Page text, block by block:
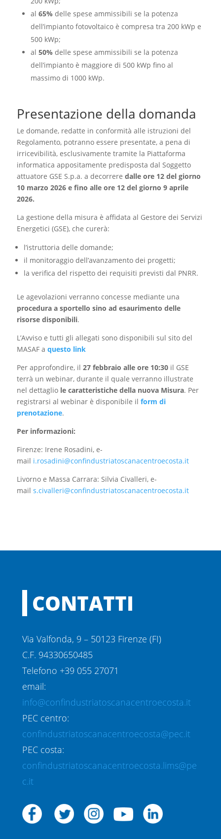
al 65% delle spese ammissibili se la potenza
dell’impianto fotovoltaico è compresa tra 200 kWp e
500 kWp;
al 50% delle spese ammissibili se la potenza
dell’impianto è maggiore di 500 kWp fino al
massimo di 1000 kWp.
Presentazione della domanda
Le domande, redatte in conformità alle istruzioni del
Regolamento, potranno essere presentate, a pena di
irricevibilità, esclusivamente tramite la Piattaforma
informatica appositamente predisposta dal Soggetto
attuatore GSE S.p.a. a decorrere dalle ore 12 del giorno
10 marzo 2026 e fino alle ore 12 del giorno 9 aprile
2026.
La gestione della misura è affidata al Gestore dei Servizi
Energetici (GSE), che curerà:
l’istruttoria delle domande;
il monitoraggio dell’avanzamento dei progetti;
la verifica del rispetto dei requisiti previsti dal PNRR.
Le agevolazioni verranno concesse mediante una
procedura a sportello sino ad esaurimento delle
risorse disponibili.
L’Avviso e tutti gli allegati sono disponibili sul sito del
MASAF a questo link
Per approfondire, il 27 febbraio alle ore 10:30 il GSE
terrà un webinar, durante il quale verranno illustrate
nel dettaglio le caratteristiche della nuova Misura. Per
registrarsi al webinar è disponibile il form di
prenotazione.
Per informazioni:
Firenze: Irene Rosadini, e-
mail i.rosadini@confindustriatoscanacentroecosta.it
Livorno e Massa Carrara: Silvia Civalleri, e-
mail s.civalleri@confindustriatoscanacentroecosta.it
CONTATTI
Via Valfonda, 9 – 50123 Firenze (FI)
C.F. 94330650485
Telefono +39 055 27071
email:
info@confindustriatoscanacentroecosta.it
PEC centro:
confindustriatoscanacentroecosta@pec.it
PEC costa:
confindustriatoscanacentroecosta.lims@pe
c.it